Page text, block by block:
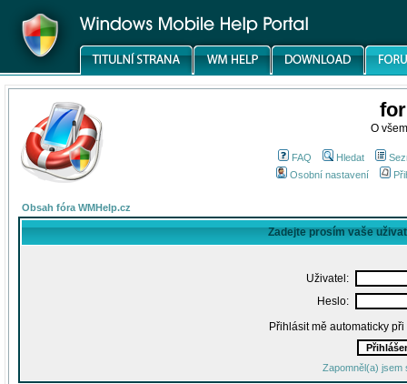
O
FAQ Hledat
Osobní nastavení
Obsah fóra WMHelp.cz
Zadejte prosím vaše
Uživatel:
Heslo:
Přihlásit mě automaticky
Zapomněl(a) jsem